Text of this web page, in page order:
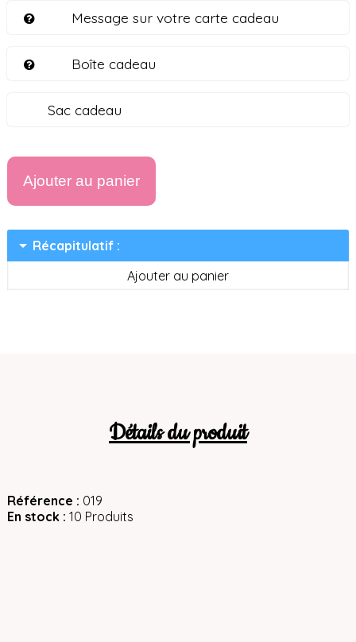
Message sur votre carte cadeau
Boîte cadeau
Sac cadeau
Ajouter au panier
arrow_drop_down Récapitulatif :
Ajouter au panier
Détails du produit
Référence
019
En stock
10 Produits